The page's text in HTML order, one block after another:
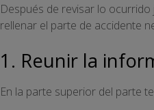
Después de revisar lo
rellenar el parte de accidente
1. Reunir la
En la parte superior del parte